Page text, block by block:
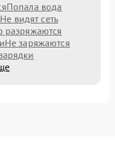
Попала вода
Не видят сеть
разряжаются
Не заряжаются